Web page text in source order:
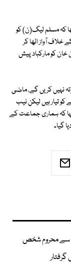
کہ مسلم لیگ(ن) کو
خلاف آواز اٹھا کر
کو مارکباد پیش
نہیں کریں گے، ماضی
تیار ہیں لیکن نیب
کہ ہماری جماعت کے
گیا۔
سے محروم شخص